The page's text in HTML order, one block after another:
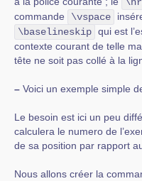
commande
\vspace
\baselineskip qui est
contexte courant de telle
tête ne soit pas collé à la
– Voici un exemple simple
Le besoin est ici un peu
calculera le numero de
de sa position par rapport
Nous allons créer la